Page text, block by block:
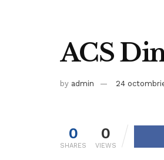
ACS
by admin 24
0
SHARES
0
VIEWS